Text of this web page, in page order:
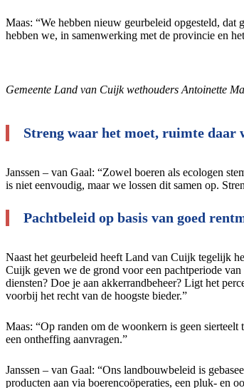
Maas: “We hebben nieuw geurbeleid opgesteld,
hebben we, in samenwerking met de provincie en
Gemeente Land van Cuijk wethouders Antoinette
Streng waar het moet, ruimte daar
Janssen – van Gaal: “Zowel boeren als ecologen
is niet eenvoudig, maar we lossen dit samen op.
Pachtbeleid op basis van goed
Naast het geurbeleid heeft Land van Cuijk tegelijk
Cuijk geven we de grond voor een pachtperiode
diensten? Doe je aan akkerrandbeheer? Ligt het
voorbij het recht van de hoogste bieder.”
Maas: “Op randen om de woonkern is geen
een ontheffing aanvragen.”
Janssen – van Gaal: “Ons landbouwbeleid is
producten aan via boerencoöperaties, een pluk- en